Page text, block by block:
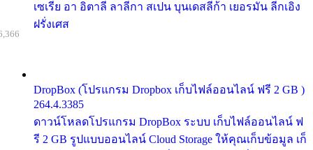
เซเรีย อา อิตาลี ลาลีกา สเปน บุนเดสลีก้า เยอรมัน ลีกเอิง
ฝรั่งเศส
DropBox (โปรแกรม Dropbox เก็บไฟล์ออนไลน์ ฟรี 2 GB )
264.4.3385
ดาวน์โหลดโปรแกรม DropBox ระบบ เก็บไฟล์ออนไลน์ ฟ
รี 2 GB รูปแบบออนไลน์ Cloud Storage ให้คุณเก็บข้อมูล เก็